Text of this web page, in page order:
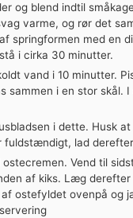
og blend indtil
varme, og rør det
springformen med en
i cirka 30 minutter.
vand i 10 minutter.
sammen i en stor skål.
i dette. Husk
lad
Vend til
af kiks. Læg
ostefyldet ovenpå og